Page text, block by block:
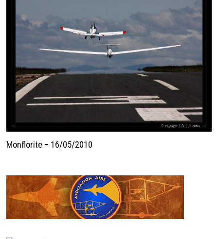
Monflorite – 16/05/2010